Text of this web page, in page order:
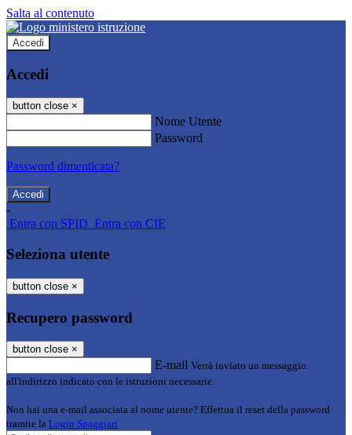
Salta al contenuto
Accedi
Accedi
button close ×
Nome Utente
Password
Password dimenticata?
-
Entra con SPID Entra con CIE
Seleziona utente
button close ×
Recupero password
button close ×
E-mail Verrà inviato un messaggio
all'indirizzo indicato con le istruzioni necessarie.
Non hai una e-mail associata al nome utente? Effettua il reset della password
tramite la Login Spaggiari